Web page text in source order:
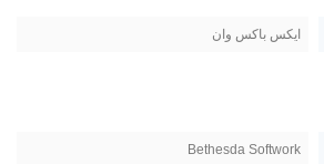
ایکس باکس وان
Bethesda Softwork